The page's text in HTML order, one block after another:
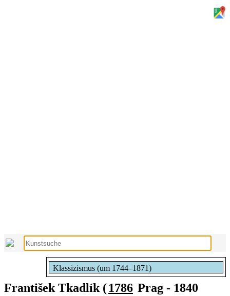
Klassizismus (um 1744–1871)
František Tkadlík (1786 Prag - 1840